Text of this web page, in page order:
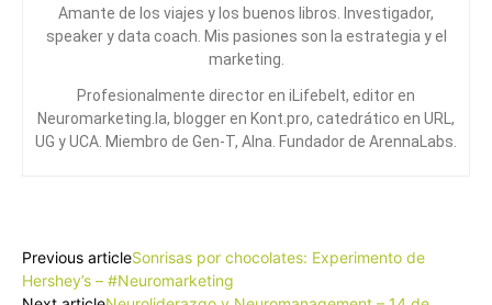
Amante de los viajes y los buenos libros. Investigador,
speaker y data coach. Mis pasiones son la estrategia y el
marketing.
Profesionalmente director en iLifebelt, editor en
Neuromarketing.la, blogger en Kont.pro, catedrático en URL,
UG y UCA. Miembro de Gen-T, Alna. Fundador de ArennaLabs.
Previous articleSonrisas por chocolates: Experimento de
Hershey’s – #Neuromarketing